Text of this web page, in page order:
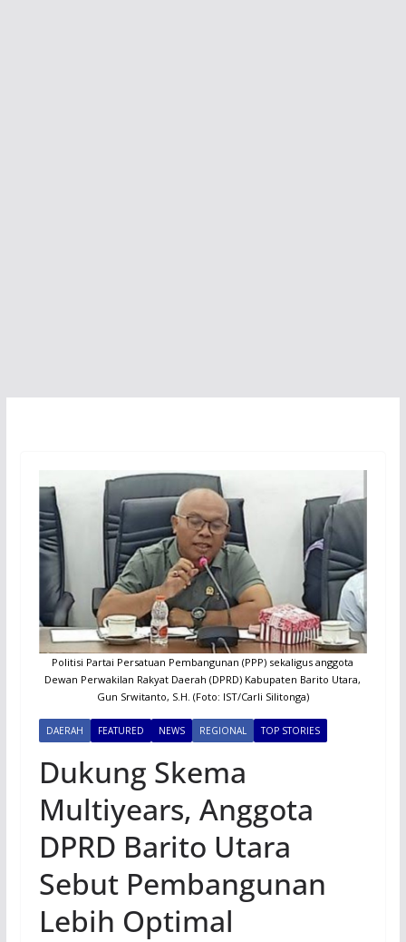
Politisi Partai Persatuan Pembangunan (PPP) sekaligus anggota
Dewan Perwakilan Rakyat Daerah (DPRD) Kabupaten Barito Utara,
Gun Srwitanto, S.H. (Foto: IST/Carli Silitonga)
DAERAH FEATURED NEWS REGIONAL TOP STORIES
Dukung Skema
Multiyears, Anggota
DPRD Barito Utara
Sebut Pembangunan
Lebih Optimal